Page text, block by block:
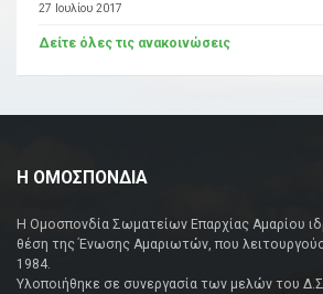
27 Ιουλίου 2017
Δείτε όλες τις ανακοινώσεις
Η ΟΜΟΣΠΟΝΔΙΑ
Η Ομοσπονδία Σωματείων Επαρχίας Αμαρίου
θέση της Ένωσης Αμαριωτών, που
1984.
Υλοποιήθηκε σε συνεργασία των μελών του